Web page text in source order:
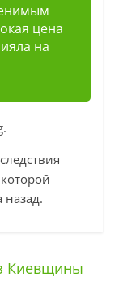
цена
на
Киевщины